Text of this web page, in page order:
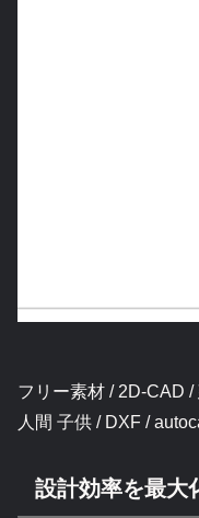
フリー素材 / 2D-CAD /
人間 子供 / DXF /
設計効率を最大